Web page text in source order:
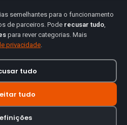
semelhantes para o funcionamento
de parceiros. Pode recusar tudo,
para rever categorias. Mais
privacidade.
tudo
tudo